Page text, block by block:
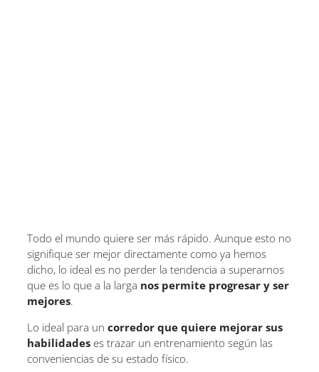
Todo el mundo quiere ser más rápido. Aunque esto no
signifique ser mejor directamente como ya hemos
dicho, lo ideal es no perder la tendencia a superarnos
que es lo que a la larga nos permite progresar y ser
mejores.
Lo ideal para un corredor que quiere mejorar sus
habilidades es trazar un entrenamiento según las
conveniencias de su estado físico.